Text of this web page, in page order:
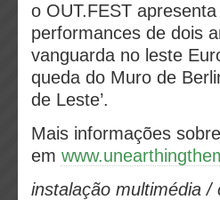
o OUT.FEST
performances de dois
vanguarda no leste
queda do Muro de
de Leste’.
Mais informações
em
instalação multimédia /